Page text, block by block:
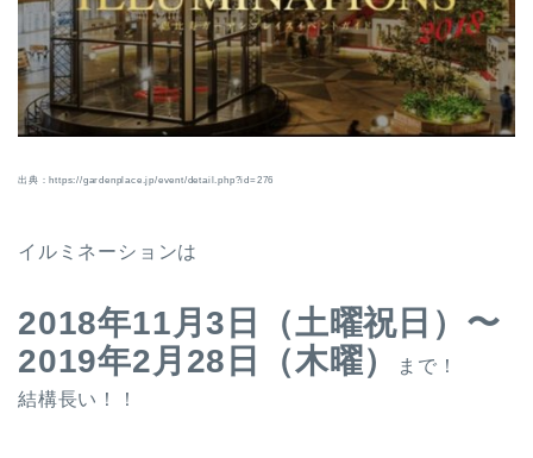
出典：https://gardenplace.jp/event/detail.php?id=276
イルミネーションは
2018年11月3日（土曜祝日）〜
2019年2月28日（木曜）
まで！
結構長い！！